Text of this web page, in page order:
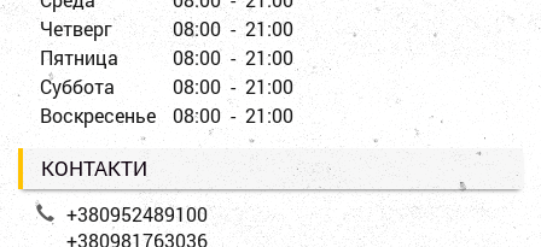
Четверг
08:00 - 21:00
Пятница
08:00 - 21:00
Суббота
08:00 - 21:00
Воскресенье
08:00 - 21:00
КОНТАКТИ
+380952489100
+380981763036